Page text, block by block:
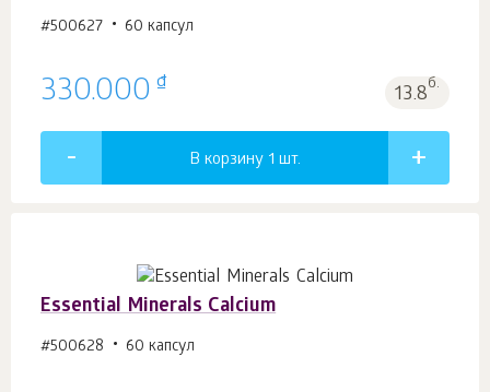
#500627 60 капсул
330.000 ₫ 13.8б.
В корзину 1 шт.
Essential Minerals Calcium
#500628 60 капсул